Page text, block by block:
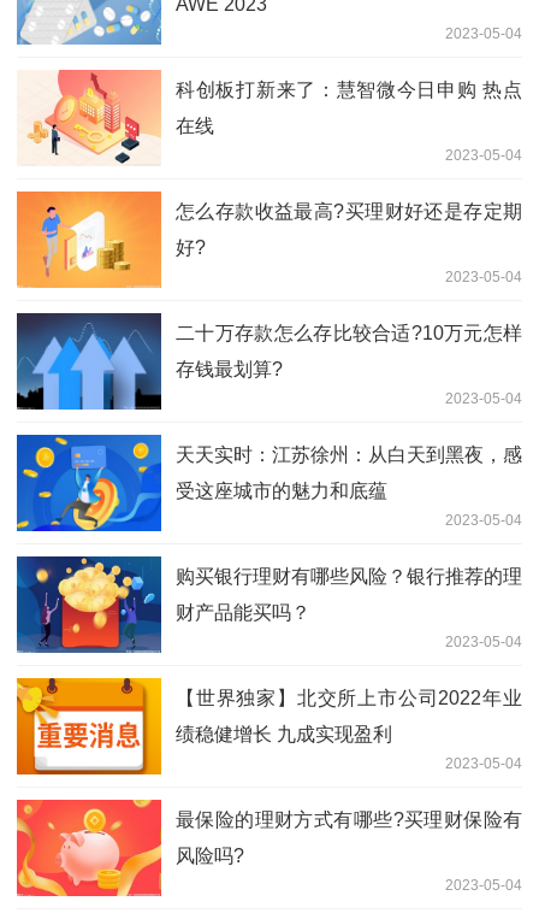
2023-05-04
科创板打新来了：慧智微今日申购 热点
在线
2023-05-04
怎么存款收益最高?买理财好还是存定期
好?
2023-05-04
二十万存款怎么存比较合适?10万元怎样
存钱最划算?
2023-05-04
天天实时：江苏徐州：从白天到黑夜，感
受这座城市的魅力和底蕴
2023-05-04
购买银行理财有哪些风险？银行推荐的理
财产品能买吗？
2023-05-04
【世界独家】北交所上市公司2022年业
绩稳健增长 九成实现盈利
2023-05-04
最保险的理财方式有哪些?买理财保险有
风险吗?
2023-05-04